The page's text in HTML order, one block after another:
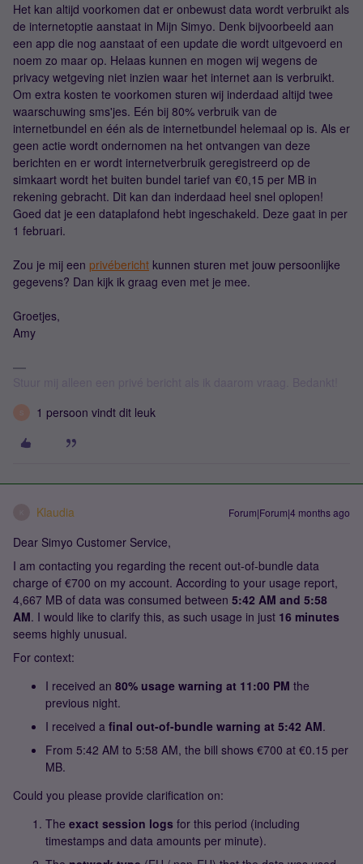
Het kan altijd voorkomen dat er onbewust data wordt verbruikt als
de internetoptie aanstaat in Mijn Simyo. Denk bijvoorbeeld aan
een app die nog aanstaat of een update die wordt uitgevoerd en
noem zo maar op. Helaas kunnen en mogen wij wegens de
privacy wetgeving niet inzien waar het internet aan is verbruikt.
Om extra kosten te voorkomen sturen wij inderdaad altijd twee
waarschuwing sms'jes. Eén bij 80% verbruik van de
internetbundel en één als de internetbundel helemaal op is. Als er
geen actie wordt ondernomen na het ontvangen van deze
berichten en er wordt internetverbruik geregistreerd op de
simkaart wordt het buiten bundel tarief van €0,15 per MB in
rekening gebracht. Dit kan dan inderdaad heel snel oplopen!
Goed dat je een dataplafond hebt ingeschakeld. Deze gaat in per
1 februari.
Zou je mij een privébericht kunnen sturen met jouw persoonlijke
gegevens? Dan kijk ik graag even met je mee.
Groetjes,
Amy
S 1 persoon vindt dit leuk
Klaudia Forum|Forum|4 months ago
Dear Simyo Customer Service,
I am contacting you regarding the recent out-of-bundle data
charge of €700 on my account. According to your usage report,
4,667 MB of data was consumed between 5:42 AM and 5:58
AM. I would like to clarify this, as such usage in just 16 minutes
seems highly unusual.
For context:
I received an 80% usage warning at 11:00 PM the
previous night.
I received a final out-of-bundle warning at 5:42 AM.
From 5:42 AM to 5:58 AM, the bill shows €700 at €0.15 per
MB.
Could you please provide clarification on:
The exact session logs for this period (including
timestamps and data amounts per minute).